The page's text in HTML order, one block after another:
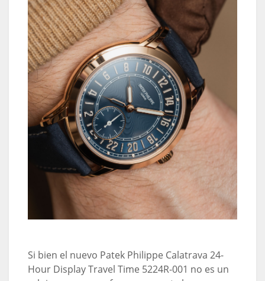
Si bien el nuevo Patek Philippe Calatrava 24-
Hour Display Travel Time 5224R-001 no es un